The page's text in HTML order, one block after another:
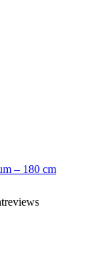
– 180 cm